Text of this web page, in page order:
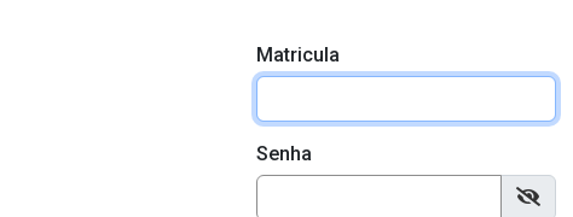
Matricula
Senha